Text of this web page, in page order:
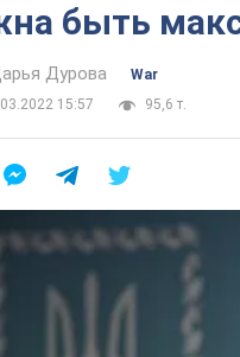
быть
Дурова
War
15:57
95,6 т.